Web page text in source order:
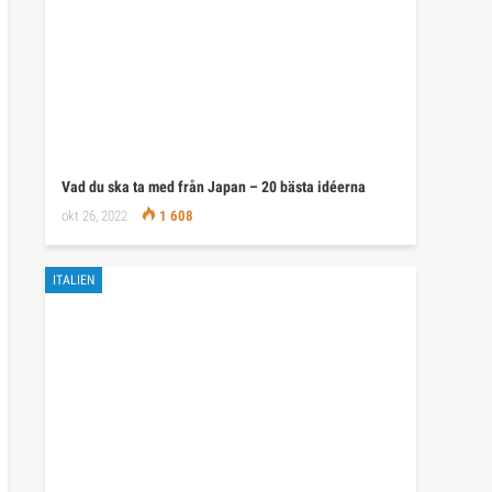
Vad du ska ta med från Japan – 20 bästa idéerna
okt 26, 2022 1 608
ITALIEN